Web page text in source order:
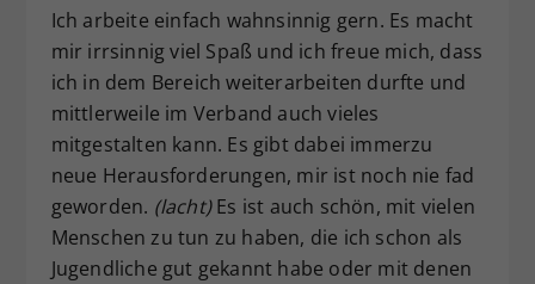
Ich arbeite einfach wahnsinnig gern. Es macht
mir irrsinnig viel Spaß und ich freue mich, dass
ich in dem Bereich weiterarbeiten durfte und
mittlerweile im Verband auch vieles
mitgestalten kann. Es gibt dabei immerzu
neue Herausforderungen, mir ist noch nie fad
geworden. (lacht)Es ist auch schön, mit vielen
Menschen zu tun zu haben, die ich schon als
Jugendliche gut gekannt habe oder mit denen